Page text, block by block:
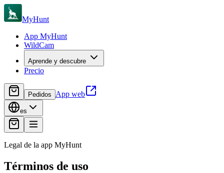
MyHunt
App MyHunt
WildCam
Aprende y descubre
Precio
Pedidos App web
es
Legal de la app MyHunt
Términos de uso